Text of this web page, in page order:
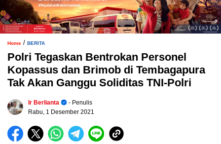
Home / BERITA
Polri Tegaskan Bentrokan Personel
Kopassus dan Brimob di Tembagapura
Tak Akan Ganggu Soliditas TNI-Polri
Ir Berlianta
- Penulis
Rabu, 1 Desember 2021